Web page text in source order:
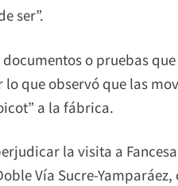
ser”.
o pruebas que
que observó que las
a la fábrica.
la visita a
Vía Sucre-